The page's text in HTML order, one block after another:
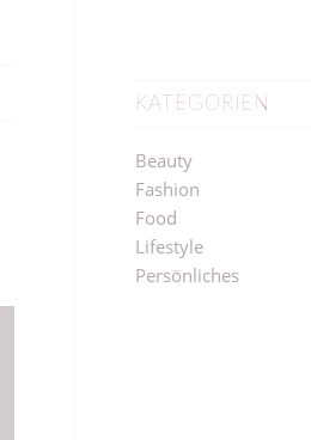
KATEGORIEN
Beauty
Fashion
Food
Lifestyle
Persönliches